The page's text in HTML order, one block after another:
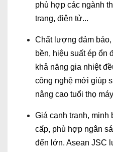
phù hợp các ngành
trang, điện tử...
Chất lượng đảm
bền, hiệu suất ép ổn
khả năng gia nhiệt
công nghệ mới giúp
nâng cao tuổi thọ
Giá cạnh tranh, minh
cấp, phù hợp ngân
đến lớn. Asean JSC